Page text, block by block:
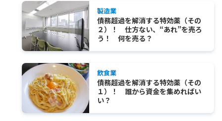
製造業
債務超過を解消する特効薬（その
２）！ 仕方ない、“あれ”を売ろ
う！ 何を売る？
飲食業
債務超過を解消する特効薬（その
１）！ 誰から資金を集めればい
い？